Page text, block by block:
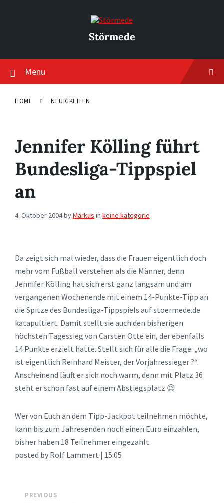
Störmede
Menu
HOME NEUIGKEITEN
Jennifer Kölling führt
Bundesliga-Tippspiel
an
4. Oktober 2004byMarkus in keine kategorie
Da zeigt sich mal wieder, dass die Frauen eigentlich doch
mehr vom Fußball verstehen als die Männer, denn
Jennifer Kölling hat sich erst ganz langsam und am
vergangenen Wochenende mit einem 14-Punkte-Tipp an
die Spitze des Bundesliga-Tippspiels auf stoermede.de
katapultiert. Damit stellt sie auch den bisherigen
höchsten Tagessieg von Carsten Otte ein, der ebenfalls
14 Punkte erzielt hatte. Stellt sich für alle die Frage: „wo
ist eigentlich Reinhard Meister, der Vorjahressieger ?“.
Anscheinend läuft er sich noch warm, denn mit Platz 36
steht er schon fast auf einem Abstiegsplatz 😉
Wer von Euch an dem Tipp-Jackpot teilnehmen möchte,
kann bis zum Jahresenden noch einen Euro einzahlen,
bisher haben 18 Teilnehmer eingezahlt.
posted by Rolf Lammert | 15:05
PREVIOUS